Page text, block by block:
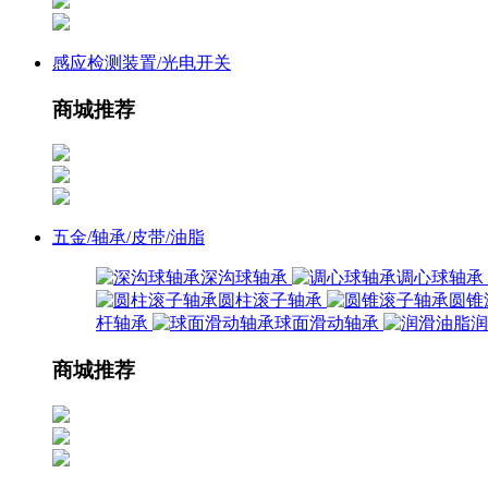
感应检测装置/光电开关
商城推荐
五金/轴承/皮带/油脂
深沟球轴承
调心球轴承
圆柱滚子轴承
圆
杆轴承
球面滑动轴承
商城推荐